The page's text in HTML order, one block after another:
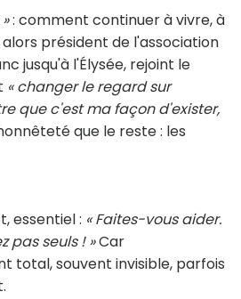
: comment continuer à vivre, à
président de l'association
jusqu'à l'Élysée, rejoint le
« changer le regard sur
que c'est ma façon d'exister,
que le reste : les
essentiel : « Faites-vous aider.
pas seuls ! »Car
total, souvent invisible, parfois